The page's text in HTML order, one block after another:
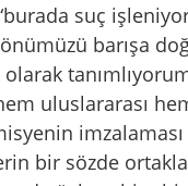
suç
barışa
olarak
uluslararası
bir sözde